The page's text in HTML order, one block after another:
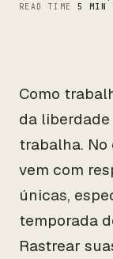
READ TIME 5 MIN
Como
da
trabalha.
vem com
únicas,
temporada
Rastrear